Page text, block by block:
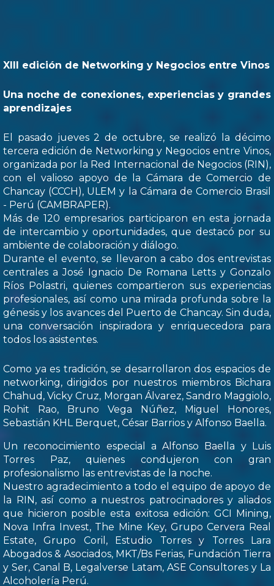
XIII edición de Networking y Negocios entre Vinos
Una noche de conexiones, experiencias y grandes
aprendizajes
El pasado jueves 2 de octubre, se realizó la décimo
tercera edición de Networking y Negocios entre Vinos,
organizada por la Red Internacional de Negocios (RIN),
con el valioso apoyo de la Cámara de Comercio de
Chancay (CCCH), ULEM y la Cámara de Comercio Brasil
- Perú (CAMBRAPER).
Más de 120 empresarios participaron en esta jornada
de intercambio y oportunidades, que destacó por su
ambiente de colaboración y diálogo.
Durante el evento, se llevaron a cabo dos entrevistas
centrales a José Ignacio De Romana Letts y Gonzalo
Ríos Polastri, quienes compartieron sus experiencias
profesionales, así como una mirada profunda sobre la
génesis y los avances del Puerto de Chancay. Sin duda,
una conversación inspiradora y enriquecedora para
todos los asistentes.
Como ya es tradición, se desarrollaron dos espacios de
networking, dirigidos por nuestros miembros Bichara
Chahud, Vicky Cruz, Morgan Álvarez, Sandro Maggiolo,
Rohit Rao, Bruno Vega Núñez, Miguel Honores,
Sebastián KHL Berquet, César Barrios y Alfonso Baella.
Un reconocimiento especial a Alfonso Baella y Luis
Torres Paz, quienes condujeron con gran
profesionalismo las entrevistas de la noche.
Nuestro agradecimiento a todo el equipo de apoyo de
la RIN, así como a nuestros patrocinadores y aliados
que hicieron posible esta exitosa edición: GCI Mining,
Nova Infra Invest, The Mine Key, Grupo Cervera Real
Estate, Grupo Coril, Estudio Torres y Torres Lara
Abogados & Asociados, MKT/Bs Ferias, Fundación Tierra
y Ser, Canal B, Legalverse Latam, ASE Consultores y La
Alcoholería Perú.